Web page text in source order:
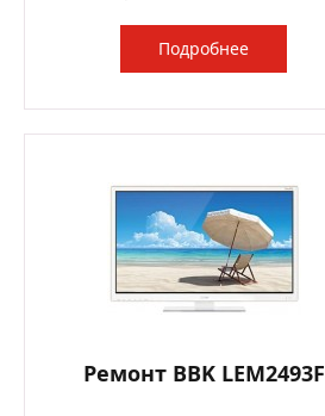
Подробнее
Ремонт BBK LEM2493F